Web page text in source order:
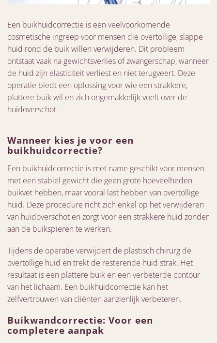
Een buikhuidcorrectie is een veelvoorkomende
cosmetische ingreep voor mensen die overtollige, slappe
huid rond de buik willen verwijderen. Dit probleem
ontstaat vaak na gewichtsverlies of zwangerschap, wanneer
de huid zijn elasticiteit verliest en niet terugveert. Deze
operatie biedt een oplossing voor wie een strakkere,
plattere buik wil en zich ongemakkelijk voelt over de
huidoverschot.
Wanneer kies je voor een
buikhuidcorrectie?
Een buikhuidcorrectie is met name geschikt voor mensen
met een stabiel gewicht die geen grote hoeveelheden
buikvet hebben, maar vooral last hebben van overtollige
huid. Deze procedure richt zich enkel op het verwijderen
van huidoverschot en zorgt voor een strakkere huid zonder
aan de buikspieren te werken.
Tijdens de operatie verwijdert de plastisch chirurg de
overtollige huid en trekt de resterende huid strak. Het
resultaat is een plattere buik en een verbeterde contour
van het lichaam. Een buikhuidcorrectie kan het
zelfvertrouwen van cliënten aanzienlijk verbeteren.
Buikwandcorrectie: Voor een
completere aanpak